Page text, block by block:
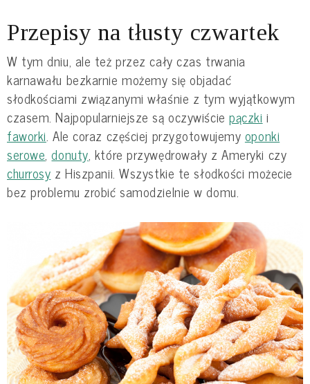
Przepisy na tłusty czwartek
W tym dniu, ale też przez cały czas trwania
karnawału bezkarnie możemy się objadać
słodkościami związanymi właśnie z tym wyjątkowym
czasem. Najpopularniejsze są oczywiściepączki i
faworki. Ale coraz częściej przygotowujemy oponki
serowe,donuty, które przywędrowały z Ameryki czy
churrosy z Hiszpanii. Wszystkie te słodkości możecie
bez problemu zrobić samodzielnie w domu.